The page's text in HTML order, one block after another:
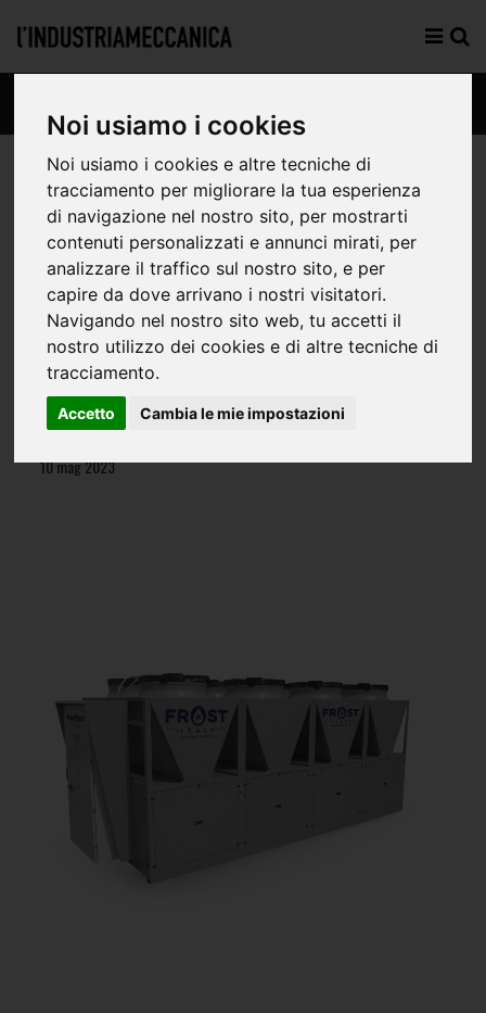
Noi usiamo i cookies
Noi usiamo i cookies e altre tecniche di
tracciamento per migliorare la tua esperienza
di navigazione nel nostro sito, per mostrarti
contenuti personalizzati e annunci mirati, per
analizzare il traffico sul nostro sito, e per
capire da dove arrivano i nostri visitatori.
Navigando nel nostro sito web, tu accetti il
nostro utilizzo dei cookies e di altre tecniche di
tracciamento.
Accetto Cambia le mie impostazioni
ECO-ORION VR-MC
10 mag 2023